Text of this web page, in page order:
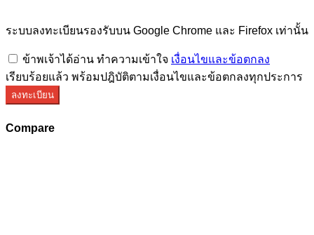
ระบบลงทะเบียนรองรับบน Google Chrome และ Firefox เท่านั้น
ข้าพเจ้าได้อ่าน ทำความเข้าใจ เงื่อนไขและข้อตกลง
เรียบร้อยแล้ว พร้อมปฎิบัติตามเงื่อนไขและข้อตกลงทุกประการ
ลงทะเบียน
Compare